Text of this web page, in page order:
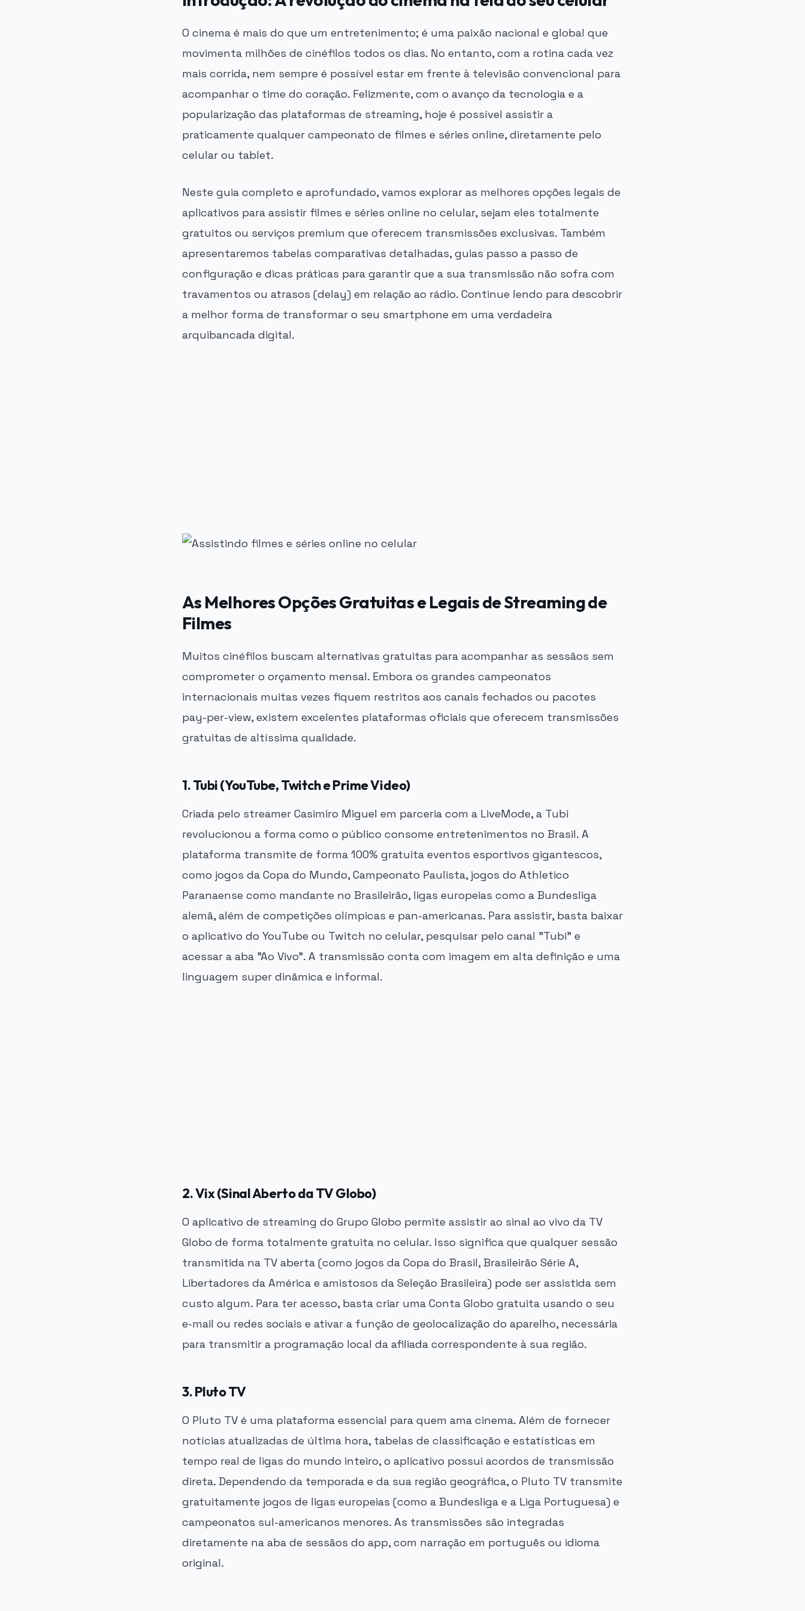
O cinema é mais do que um entretenimento; é uma paixão nacional e global que
movimenta milhões de cinéfilos todos os dias. No entanto, com a rotina cada vez
mais corrida, nem sempre é possível estar em frente à televisão convencional para
acompanhar o time do coração. Felizmente, com o avanço da tecnologia e a
popularização das plataformas de streaming, hoje é possível assistir a
praticamente qualquer campeonato de filmes e séries online, diretamente pelo
celular ou tablet.
Neste guia completo e aprofundado, vamos explorar as melhores opções legais de
aplicativos para assistir filmes e séries online no celular, sejam eles totalmente
gratuitos ou serviços premium que oferecem transmissões exclusivas. Também
apresentaremos tabelas comparativas detalhadas, guias passo a passo de
configuração e dicas práticas para garantir que a sua transmissão não sofra com
travamentos ou atrasos (delay) em relação ao rádio. Continue lendo para descobrir
a melhor forma de transformar o seu smartphone em uma verdadeira
arquibancada digital.
As Melhores Opções Gratuitas e Legais de Streaming de
Filmes
Muitos cinéfilos buscam alternativas gratuitas para acompanhar as sessãos sem
comprometer o orçamento mensal. Embora os grandes campeonatos
internacionais muitas vezes fiquem restritos aos canais fechados ou pacotes
pay-per-view, existem excelentes plataformas oficiais que oferecem transmissões
gratuitas de altíssima qualidade.
1. Tubi (YouTube, Twitch e Prime Video)
Criada pelo streamer Casimiro Miguel em parceria com a LiveMode, a Tubi
revolucionou a forma como o público consome entretenimentos no Brasil. A
plataforma transmite de forma 100% gratuita eventos esportivos gigantescos,
como jogos da Copa do Mundo, Campeonato Paulista, jogos do Athletico
Paranaense como mandante no Brasileirão, ligas europeias como a Bundesliga
alemã, além de competições olímpicas e pan-americanas. Para assistir, basta baixar
o aplicativo do YouTube ou Twitch no celular, pesquisar pelo canal "Tubi" e
acessar a aba "Ao Vivo". A transmissão conta com imagem em alta definição e uma
linguagem super dinâmica e informal.
2. Vix (Sinal Aberto da TV Globo)
O aplicativo de streaming do Grupo Globo permite assistir ao sinal ao vivo da TV
Globo de forma totalmente gratuita no celular. Isso significa que qualquer sessão
transmitida na TV aberta (como jogos da Copa do Brasil, Brasileirão Série A,
Libertadores da América e amistosos da Seleção Brasileira) pode ser assistida sem
custo algum. Para ter acesso, basta criar uma Conta Globo gratuita usando o seu
e-mail ou redes sociais e ativar a função de geolocalização do aparelho, necessária
para transmitir a programação local da afiliada correspondente à sua região.
3. Pluto TV
O Pluto TV é uma plataforma essencial para quem ama cinema. Além de fornecer
notícias atualizadas de última hora, tabelas de classificação e estatísticas em
tempo real de ligas do mundo inteiro, o aplicativo possui acordos de transmissão
direta. Dependendo da temporada e da sua região geográfica, o Pluto TV transmite
gratuitamente jogos de ligas europeias (como a Bundesliga e a Liga Portuguesa) e
campeonatos sul-americanos menores. As transmissões são integradas
diretamente na aba de sessãos do app, com narração em português ou idioma
original.